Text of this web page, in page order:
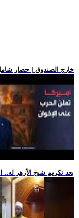
.. خارج الصندوق | حصار
.. بعد تكريم شيخ الأزهر